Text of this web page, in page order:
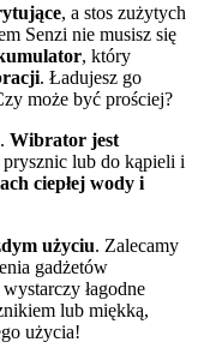
, a stos zużytych
Senzi nie musisz się
, który
. Ładujesz go
może być prościej?
Wibrator jest
lub do kąpieli i
ciepłej wody i
użyciu. Zalecamy
gadżetów
łagodne
lub miękką,
użycia!